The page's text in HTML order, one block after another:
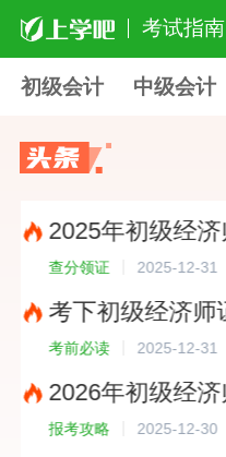
考试指南
初级会计 中级会计
2025-12-31
2025-12-31
2025-12-30